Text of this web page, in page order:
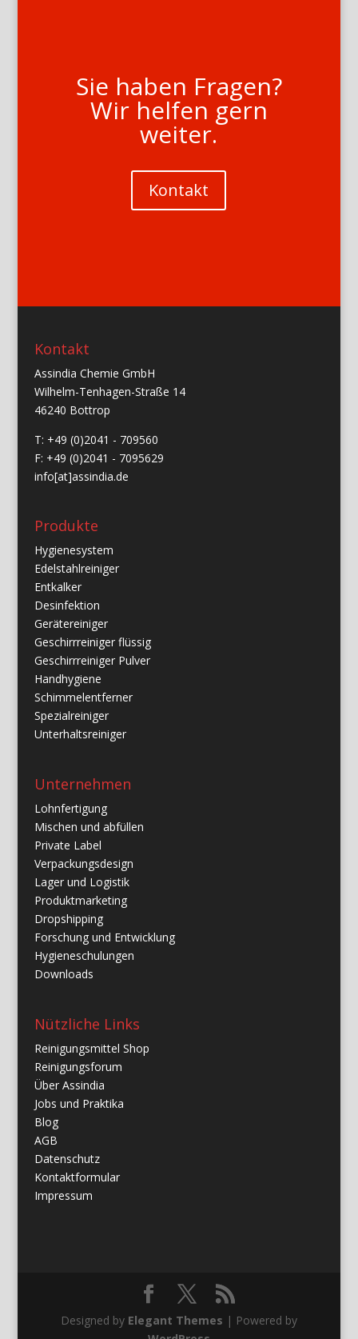
Sie haben Fragen?
Wir helfen gern
weiter.
Kontakt
Kontakt
Assindia Chemie GmbH
Wilhelm-Tenhagen-Straße 14
46240 Bottrop
T: +49 (0)2041 - 709560
F: +49 (0)2041 - 7095629
info[at]assindia.de
Produkte
Hygienesystem
Edelstahlreiniger
Entkalker
Desinfektion
Gerätereiniger
Geschirrreiniger flüssig
Geschirrreiniger Pulver
Handhygiene
Schimmelentferner
Spezialreiniger
Unterhaltsreiniger
Unternehmen
Lohnfertigung
Mischen und abfüllen
Private Label
Verpackungsdesign
Lager und Logistik
Produktmarketing
Dropshipping
Forschung und Entwicklung
Hygieneschulungen
Downloads
Nützliche Links
Reinigungsmittel Shop
Reinigungsforum
Über Assindia
Jobs und Praktika
Blog
AGB
Datenschutz
Kontaktformular
Impressum
Designed by Elegant Themes | Powered by